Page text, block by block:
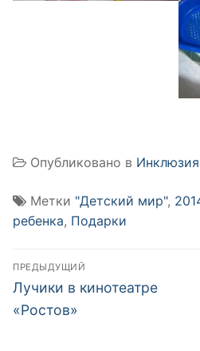
Опубликовано в Инклюзия
Метки "Детский мир",
ребенка, Подарки
Навигация
по
записям
ПРЕДЫДУЩИЙ
Предыдущая
запись:
Лучики в кинотеатре
«Ростов»